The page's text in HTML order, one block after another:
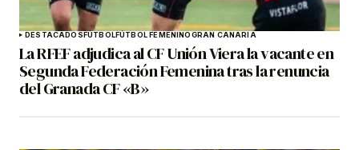
DESTACADOSFÚTBOLFÚTBOL FEMENINOGRAN CANARIA
La RFEF adjudica al CF Unión Viera la vacante en
Segunda Federación Femenina tras la renuncia
del Granada CF «B»